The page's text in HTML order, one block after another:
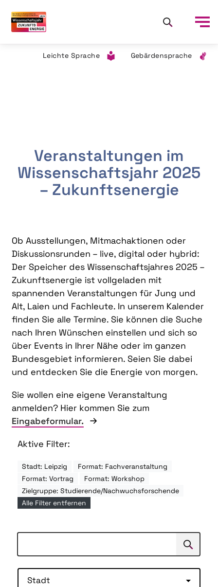
Leichte Sprache Gebärdensprache
Veranstaltungen im
Wissenschaftsjahr 2025
– Zukunftsenergie
Ob Ausstellungen, Mitmachaktionen oder
Diskussionsrunden – live, digital oder hybrid:
Der Speicher des Wissenschaftsjahres 2025 –
Zukunftsenergie ist vollgeladen mit
spannenden Veranstaltungen für Jung und
Alt, Laien und Fachleute. In unserem Kalender
finden Sie alle Termine. Sie können die Suche
nach Ihren Wünschen einstellen und sich so
über Events in Ihrer Nähe oder im ganzen
Bundesgebiet informieren. Seien Sie dabei
und entdecken Sie die Energie von morgen.
Sie wollen eine eigene Veranstaltung
anmelden? Hier kommen Sie zum
Eingabeformular.
Aktive Filter:
Stadt: Leipzig
Format: Fachveranstaltung
Format: Vortrag
Format: Workshop
Zielgruppe: Studierende/Nachwuchsforschende
Alle Filter entfernen
Suchen
Stadt